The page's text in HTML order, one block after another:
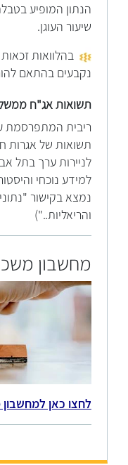
הנתון המופיע
שיעור העוגן.
בהלוואות
נקבעים בהתאם
תשואות אג"ח
ריבית המתפרסמת
תשואות של אגרות
לניירות ערך בתל
למידע נוכחי
נמצא בקישור
והריאליות..")
מחשבון
לחצו כאן